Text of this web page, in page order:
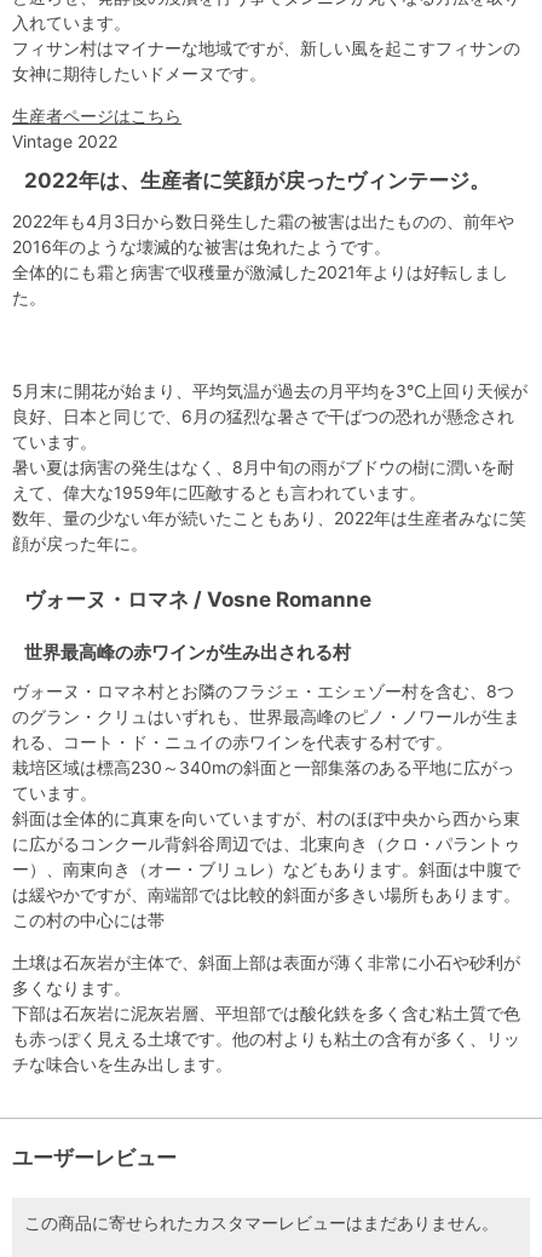
入れています。
フィサン村はマイナーな地域ですが、新しい風を起こすフィサンの
女神に期待したいドメーヌです。
生産者ページはこちら
Vintage 2022
2022年は、生産者に笑顔が戻ったヴィンテージ。
2022年も4月3日から数日発生した霜の被害は出たものの、前年や
2016年のような壊滅的な被害は免れたようです。
全体的にも霜と病害で収穫量が激減した2021年よりは好転しまし
た。
5月末に開花が始まり、平均気温が過去の月平均を3℃上回り天候が
良好、日本と同じで、6月の猛烈な暑さで干ばつの恐れが懸念され
ています。
暑い夏は病害の発生はなく、8月中旬の雨がブドウの樹に潤いを耐
えて、偉大な1959年に匹敵するとも言われています。
数年、量の少ない年が続いたこともあり、2022年は生産者みなに笑
顔が戻った年に。
ヴォーヌ・ロマネ / Vosne Romanne
世界最高峰の赤ワインが生み出される村
ヴォーヌ・ロマネ村とお隣のフラジェ・エシェゾー村を含む、8つ
のグラン・クリュはいずれも、世界最高峰のピノ・ノワールが生ま
れる、コート・ド・ニュイの赤ワインを代表する村です。
栽培区域は標高230～340mの斜面と一部集落のある平地に広がっ
ています。
斜面は全体的に真東を向いていますが、村のほぼ中央から西から東
に広がるコンクール背斜谷周辺では、北東向き（クロ・パラントゥ
ー）、南東向き（オー・ブリュレ）などもあります。斜面は中腹で
は緩やかですが、南端部では比較的斜面が多きい場所もあります。
この村の中心には帯
土壌は石灰岩が主体で、斜面上部は表面が薄く非常に小石や砂利が
多くなります。
下部は石灰岩に泥灰岩層、平坦部では酸化鉄を多く含む粘土質で色
も赤っぽく見える土壌です。他の村よりも粘土の含有が多く、リッ
チな味合いを生み出します。
ユーザーレビュー
この商品に寄せられたカスタマーレビューはまだありません。